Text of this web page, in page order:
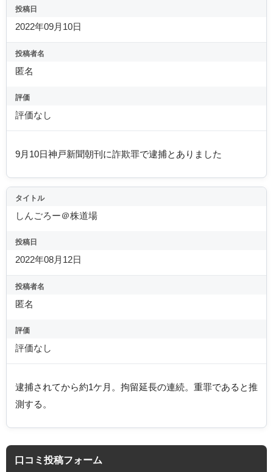
投稿日
2022年09月10日
投稿者名
匿名
評価
評価なし
9月10日神戸新聞朝刊に詐欺罪で逮捕とありました
タイトル
しんごろー＠株道場
投稿日
2022年08月12日
投稿者名
匿名
評価
評価なし
逮捕されてから約1ケ月。拘留延長の連続。重罪であると推
測する。
口コミ投稿フォーム